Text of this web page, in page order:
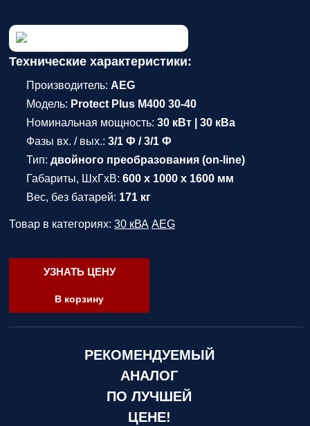
Технические характеристики:
Производитель: AEG
Модель: Protect Plus M400 30-40
Номинальная мощность: 30 кВт | 30 кВа
Фазы вх. / вых.: 3/1 Ф / 3/1 Ф
Тип: двойного преобразования (on-line)
Габариты, ШхГхВ: 600 x 1000 x 1600 мм
Вес, без батарей: 171 кг
Товар в категориях: 30 кВА AEG
УЗНАТЬ ЦЕНУ
В корзину
РЕКОМЕНДУЕМЫЙ
АНАЛОГ
ПО ЛУЧШЕЙ
ЦЕНЕ!